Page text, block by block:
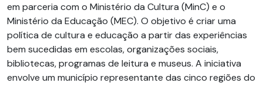
em parceria com o Ministério da Cultura (MinC) e o
Ministério da Educação (MEC). O objetivo é criar uma
política de cultura e educação a partir das experiências
bem sucedidas em escolas, organizações sociais,
bibliotecas, programas de leitura e museus. A iniciativa
envolve um município representante das cinco regiões do